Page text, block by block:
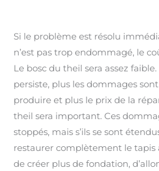
Si le problème est résolu
n’est pas trop endommagé, le
Le bosc du theil sera assez
persiste, plus les dommages
produire et plus le prix de la
theil sera important. Ces
stoppés, mais s’ils se sont
restaurer complètement le tapis
de créer plus de fondation,